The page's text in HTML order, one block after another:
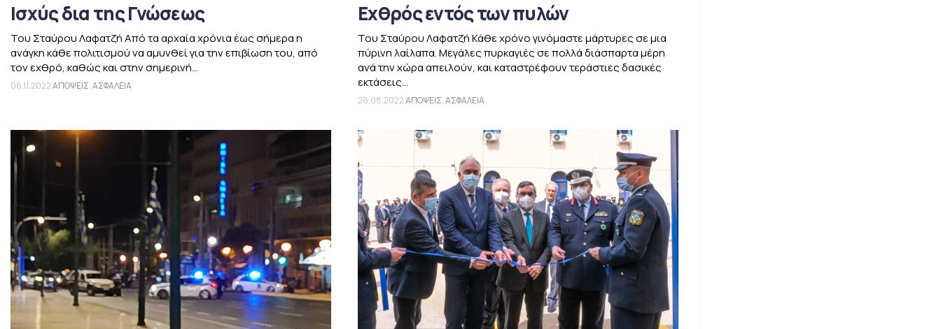
Ισχύς δια της Γνώσεως
Του Σταύρου Λαφατζή Από τα αρχαία χρόνια έως σήμερα η
ανάγκη κάθε πολιτισμού να αμυνθεί για την επιβίωση του, από
τον εχθρό, καθώς και στην σημερινή...
06.11.2022ΑΠΟΨΕΙΣ,ΑΣΦΑΛΕΙΑ
Εχθρός εντός των πυλών
Του Σταύρου Λαφατζή Κάθε χρόνο γινόμαστε μάρτυρες σε μια
πύρινη λαίλαπα. Μεγάλες πυρκαγιές σε πολλά διάσπαρτα μέρη
ανά την χώρα απειλούν, και καταστρέφουν τεράστιες δασικές
εκτάσεις...
26.08.2022ΑΠΟΨΕΙΣ,ΑΣΦΑΛΕΙΑ